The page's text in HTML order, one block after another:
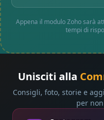
Appena il modulo Zoho sarà
tempi di
Unisciti alla
Consigli, foto, storie e
per